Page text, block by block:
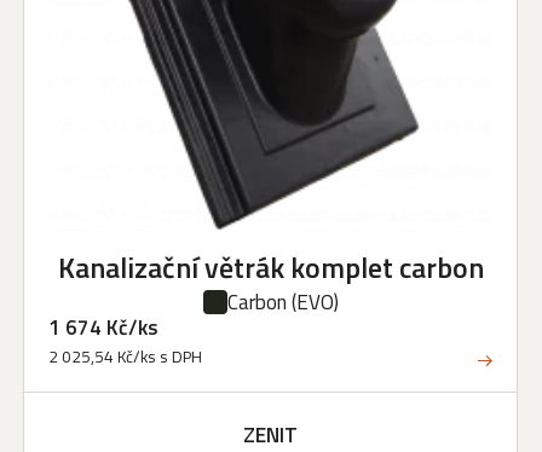
Kanalizační větrák komplet carbon
Carbon(EVO)
1 674 Kč/ks
2 025,54 Kč/ks s DPH
ZENIT